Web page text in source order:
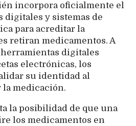
incorpora oficialmente el
digitales y sistemas de
para acreditar la
retiran medicamentos. A
digitales
electrónicas, los
su identidad al
medicación.
la posibilidad de que una
los medicamentos en